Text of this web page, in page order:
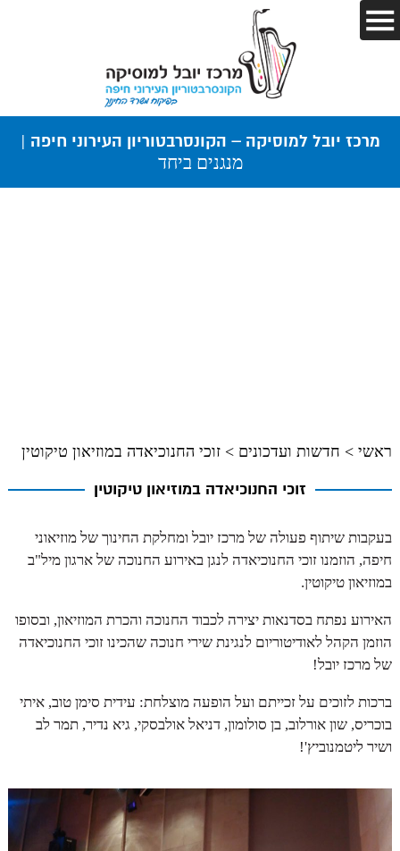
מרכז יובל למוסיקה – הקונסרבטוריון העירוני חיפה |
מנגנים ביחד
ראשי> חדשות ועדכונים > זוכי החנוכיאדה במוזיאון טיקוטין
זוכי החנוכיאדה במוזיאון טיקוטין
בעקבות שיתוף פעולה של מרכז יובל ומחלקת החינוך של מוזיאוני
חיפה, הוזמנו זוכי החנוכיאדה לנגן באירוע החנוכה של ארגון מיל"ב
במוזיאון טיקוטין.
האירוע נפתח בסדנאות יצירה לכבוד החנוכה והכרת המוזיאון, ובסופו
הוזמן הקהל לאודיטוריום לנגינת שירי חנוכה שהכינו זוכי החנוכיאדה
של מרכז יובל!
ברכות לזוכים על זכייתם ועל הופעה מוצלחת: עידית סימן טוב, איתי
בוכריס, שון אורלוב, בן סולומון, דניאל אולבסקי, גיא נדיר, תמר לב
ושיר ליטמנוביץ'!